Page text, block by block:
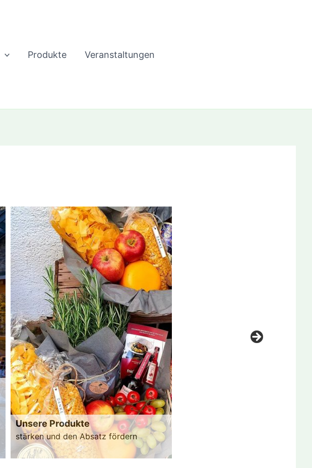
Produkte Veranstaltungen
Unsere Produkte
stärken und den Absatz fördern
Zum Produktverzeichnis